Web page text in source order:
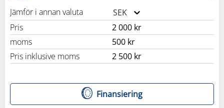
Jämför i annan valuta
SEK
Pris
2 000 kr
moms
500 kr
Pris inklusive moms
2 500 kr
Finansiering